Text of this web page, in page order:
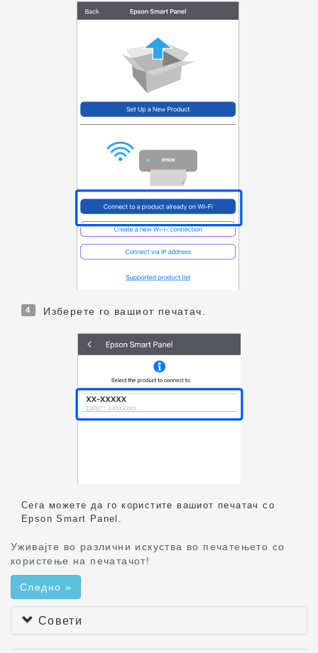
4 Изберете го вашиот печатач.
Сега можете да го користите вашиот печатач со
Epson Smart Panel .
Уживајте во различни искуства во печатењето со
користење на печатачот!
Следно »
Совети